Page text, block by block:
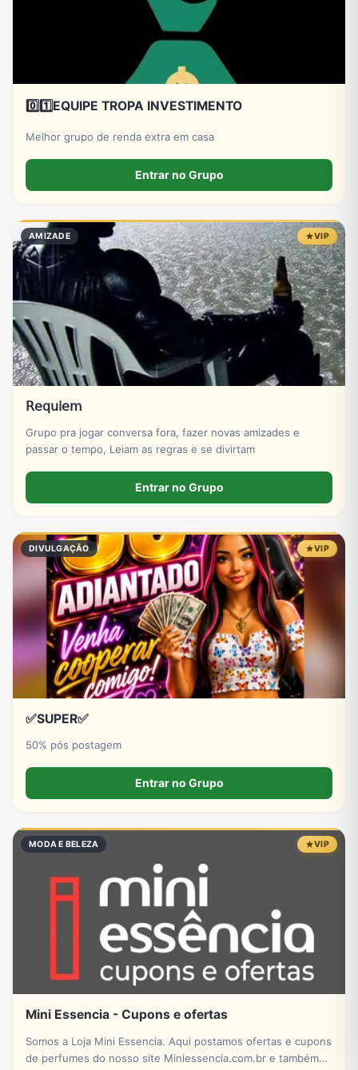
0️⃣1️⃣EQUIPE TROPA INVESTIMENTO
Melhor grupo de renda extra em casa
Entrar no Grupo
AMIZADE VIP
𝖱𝖾𝗊𝗎𝗂𝖾𝗆
Grupo pra jogar conversa fora, fazer novas amizades e
passar o tempo, Leiam as regras e se divirtam
Entrar no Grupo
DIVULGAÇÃO VIP
✅SUPER✅
50% pós postagem
Entrar no Grupo
MODA E BELEZA VIP
Mini Essencia - Cupons e ofertas
Somos a Loja Mini Essencia. Aqui postamos ofertas e cupons
de perfumes do nosso site Miniessencia.com.br e também